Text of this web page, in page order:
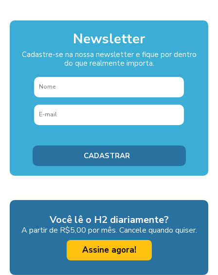
Newsletter
Cadastre-se na nossa newsletter e fique por dentro
do que realmente importa.
Você lê o H2 diariamente?
A partir de R$5,00 por mês. Cancele quando quiser.
Assine agora!